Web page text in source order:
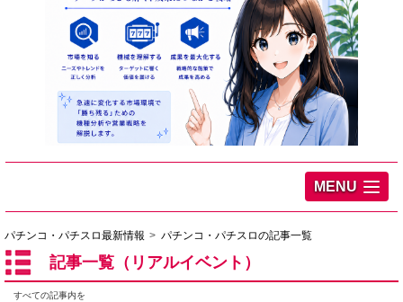
MENU
パチンコ・パチスロ最新情報 パチンコ・パチスロの記事一覧
記事一覧（リアルイベント）
すべての記事内を